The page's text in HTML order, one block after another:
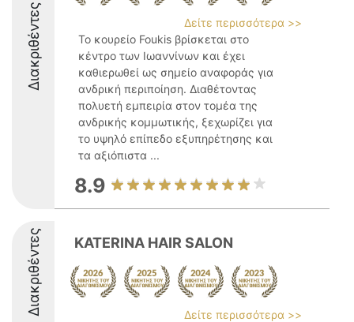
Διακριθέντες
Δείτε περισσότερα >>
Το κουρείο Foukis βρίσκεται στο
κέντρο των Ιωαννίνων και έχει
καθιερωθεί ως σημείο αναφοράς για
ανδρική περιποίηση. Διαθέτοντας
πολυετή εμπειρία στον τομέα της
ανδρικής κομμωτικής, ξεχωρίζει για
το υψηλό επίπεδο εξυπηρέτησης και
τα αξιόπιστα ...
8.9
Διακριθέντες KATERINA HAIR SALON
Δείτε περισσότερα >>